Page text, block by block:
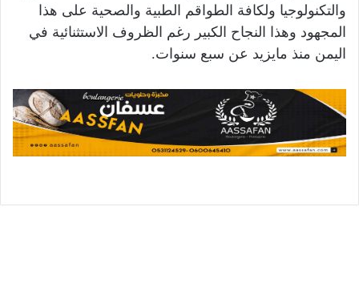
والتكنولوجيا ولكافة الطواقم الطبية والصحية على هذا
المجهود وهذا النجاح الكبير رغم الظروف الاستثنائية في
اليمن منذ مايزيد عن سبع سنوات.